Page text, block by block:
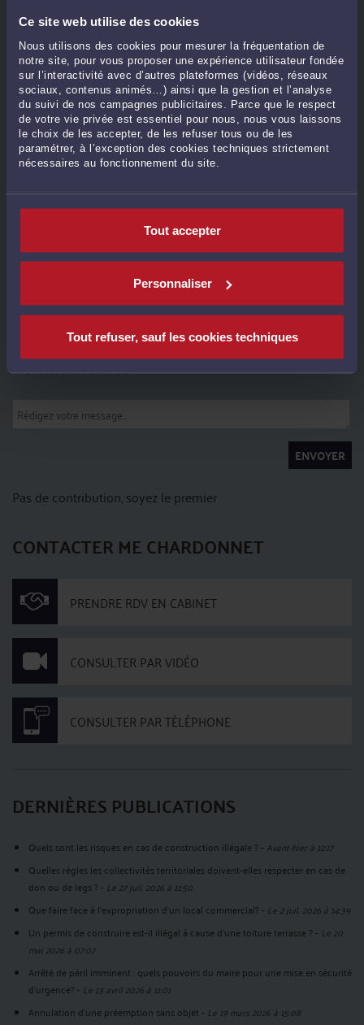
Ce site web utilise des cookies
Nous utilisons des cookies pour mesurer la fréquentation de
notre site, pour vous proposer une expérience utilisateur fondée
sur l’interactivité avec d’autres plateformes (vidéos, réseaux
sociaux, contenus animés…) ainsi que la gestion et l’analyse
du suivi de nos campagnes publicitaires. Parce que le respect
de votre vie privée est essentiel pour nous, nous vous laissons
le choix de les accepter, de les refuser tous ou de les
paramétrer, à l’exception des cookies techniques strictement
nécessaires au fonctionnement du site.
Tout accepter
Personnaliser
Tout refuser, sauf les cookies techniques
La décision répond à deux questions :
Qui peut contester une préemption?Classiquement, le
vendeur et l’acquéreur évincé peuvent faire un recours. Mais
aussi, toute personne qui bénéficie d'un droit sur le bien,
comme un ancien acheteur.
Dans quel cas la préemption est-elle illégale?La
préemption peut être annulée si l’administration n’apporte
pas de documents au juge pour justifier son projet.
Auteur : Pauline CHARDONNET - Avocat au Barreau de Lyon
Pour une préemption, Pauline CHARDONNET, Avocat en
Droit Public, vous accompagne dans vos démarches.
✉ Contactez le cabinet:http://pauline-chardonnet-
Commentaires
ENVOYER
Pas de contribution, soyez le premier
CONTACTER ME CHARDONNET
PRENDRE RDV EN CABINET
CONSULTER PAR VIDÉO
CONSULTER PAR TÉLÉPHONE
DERNIÈRES PUBLICATIONS
Quels sont les risques en cas de construction illégale ?-Avant-hier à 12:17
Quelles règles les collectivités territoriales doivent-elles respecter en cas de
don ou de legs ?- Le 27 juil. 2026 à 11:50
Que faire face à l'expropriation d'un local commercial?- Le 2 juil. 2026 à 14:39
Un permis de construire est-il illégal à cause d'une toiture terrasse ?- Le 20
mai 2026 à 07:07
Arrêté de péril imminent : quels pouvoirs du maire pour une mise en sécurité
d’urgence?- Le 13 avril 2026 à 11:01
Annulation d’une préemption sans objet- Le 19 mars 2026 à 15:08